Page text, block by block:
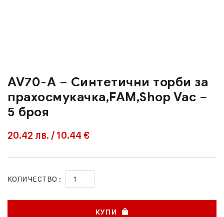
AV70-A – Синтетични торби за
прахосмукачка,FAM,Shop Vac –
5 броя
20.42 лв. / 10.44 €
КОЛИЧЕСТВО :
КУПИ